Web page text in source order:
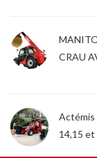
CRAU
Actémis
14,15